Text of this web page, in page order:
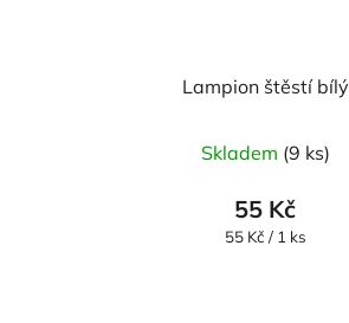
Lampion štěstí bílý
Skladem (9 ks)
55 Kč
Měrná
55 Kč / 1 ks